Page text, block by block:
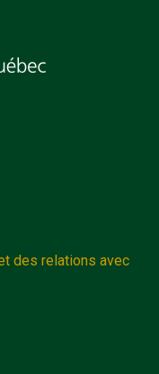
des relations avec